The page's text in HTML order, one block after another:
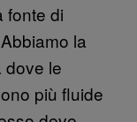
fonte di
la
dove le
più fluide